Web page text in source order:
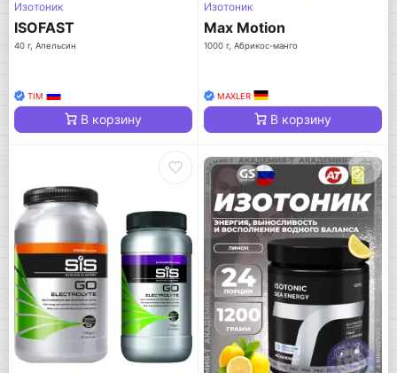
Изотоник
ISOFAST
40 г, Апельсин
TIM
В корзину
Изотоник
Max Motion
1000 г, Абрикос-манго
MAXLER
В корзину